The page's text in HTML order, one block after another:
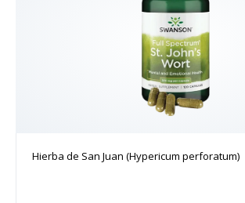
Hierba de San Juan (Hypericum perforatum)